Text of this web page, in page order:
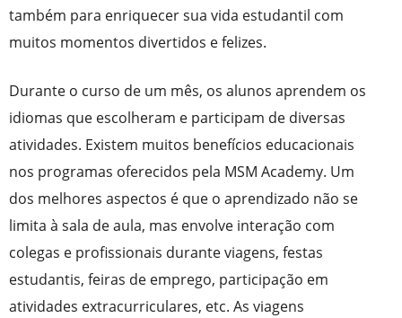
também para enriquecer sua vida estudantil com
muitos momentos divertidos e felizes.
Durante o curso de um mês, os alunos aprendem os
idiomas que escolheram e participam de diversas
atividades. Existem muitos benefícios educacionais
nos programas oferecidos pela MSM Academy. Um
dos melhores aspectos é que o aprendizado não se
limita à sala de aula, mas envolve interação com
colegas e profissionais durante viagens, festas
estudantis, feiras de emprego, participação em
atividades extracurriculares, etc. As viagens